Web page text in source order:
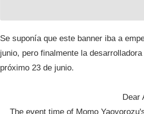
Se suponía que este banner iba a
junio, pero finalmente la
próximo 23 de junio.
Dear
The event time of Momo